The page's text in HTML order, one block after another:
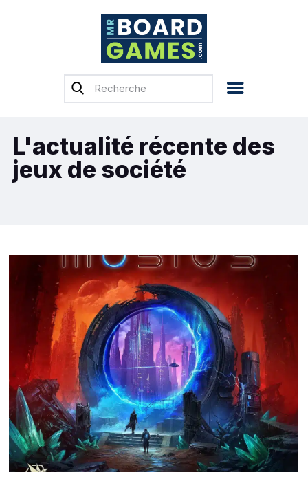
Accueil
Test & Avis
Actualités
Tops, Conseils &
Guides d’achat
L'actualité récente des
jeux de société